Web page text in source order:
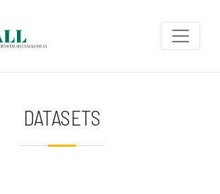
DATASETS